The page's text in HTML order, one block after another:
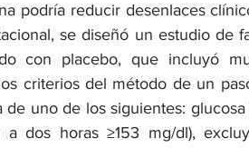
podría reducir desenlaces
se diseñó un estudio de
con placebo, que incluyó
criterios del método de un
uno de los siguientes: glucosa
dos horas ≥153 mg/dl),